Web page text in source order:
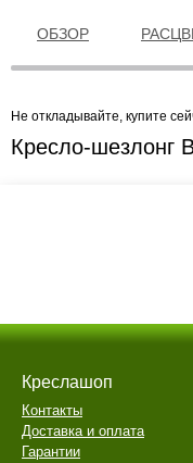
ОБЗОР
Не откладывайте, купите
Кресло-шезлонг
Креслашоп
Контакты
Доставка и оплата
Гарантии